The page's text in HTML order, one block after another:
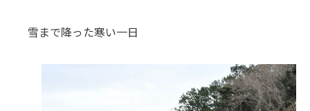
雪まで降った寒い一日